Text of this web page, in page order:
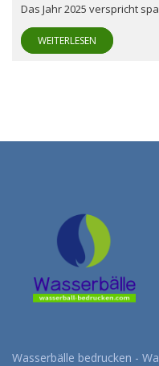
Das Jahr 2025 verspricht
WEITERLESEN
Wasserbälle bedrucken -